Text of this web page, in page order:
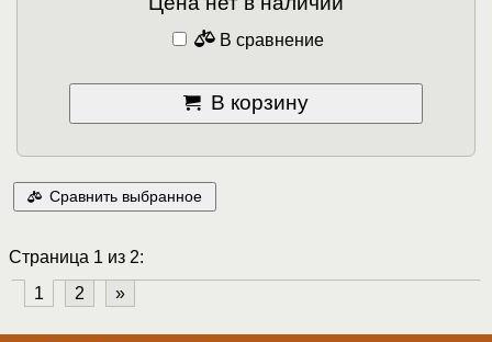
В сравнение
В корзину
Сравнить выбранное
Страница 1 из 2:
1
2 »